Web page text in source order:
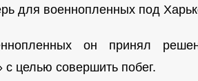
для военнопленных под
он принял
с целью совершить побег.